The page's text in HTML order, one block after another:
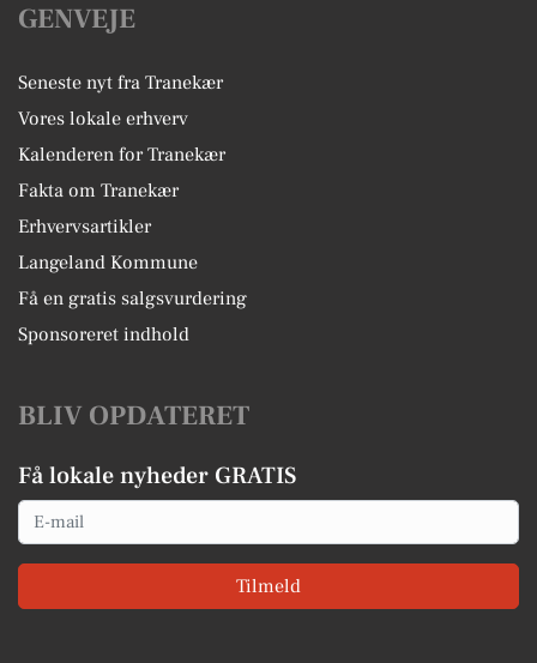
GENVEJE
Seneste nyt fra Tranekær
Vores lokale erhverv
Kalenderen for Tranekær
Fakta om Tranekær
Erhvervsartikler
Langeland Kommune
Få en gratis salgsvurdering
Sponsoreret indhold
BLIV OPDATERET
Få lokale nyheder GRATIS
Email
Tilmeld